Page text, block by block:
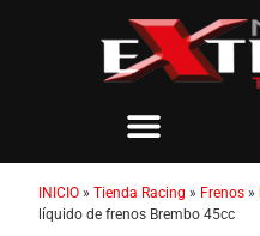
INICIO » Tienda Racing » Frenos »
líquido de frenos Brembo 45cc